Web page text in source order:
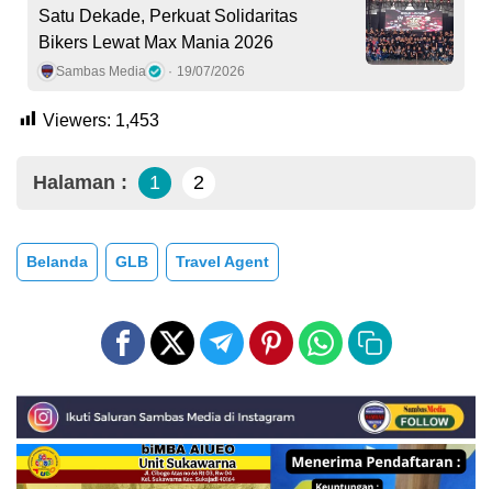
Satu Dekade, Perkuat Solidaritas
Bikers Lewat Max Mania 2026
Sambas Media 19/07/2026
Viewers: 1,453
Halaman : 1 2
Belanda GLB Travel Agent